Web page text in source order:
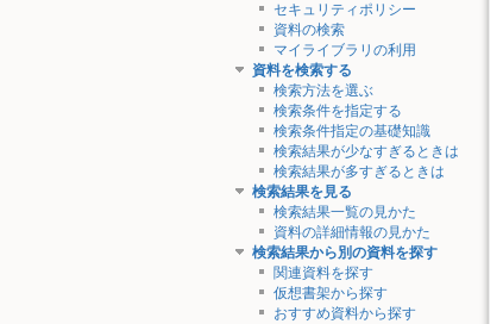
セキュリティポリシー
資料の検索
マイライブラリの利用
資料を検索する
検索方法を選ぶ
検索条件を指定する
検索条件指定の基礎知識
検索結果が少なすぎるときは
検索結果が多すぎるときは
検索結果を見る
検索結果一覧の見かた
資料の詳細情報の見かた
検索結果から別の資料を探す
関連資料を探す
仮想書架から探す
おすすめ資料から探す